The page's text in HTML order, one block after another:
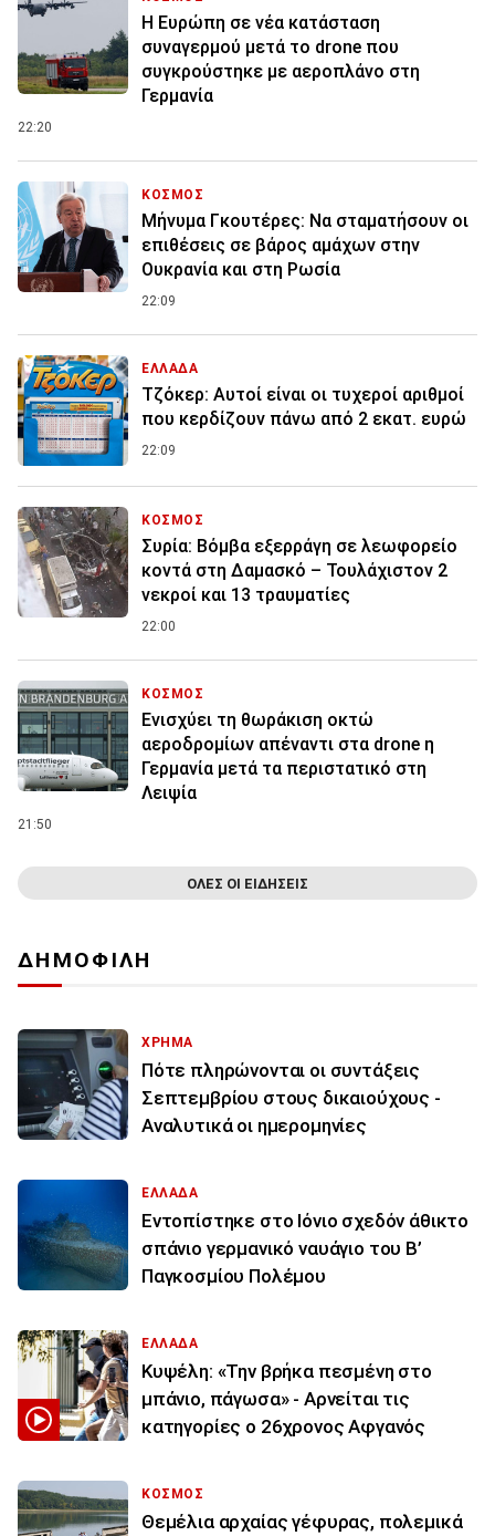
Η Ευρώπη σε νέα κατάσταση
συναγερμού μετά το drone που
συγκρούστηκε με αεροπλάνο στη
Γερμανία
22:20
ΚΟΣΜΟΣ
Μήνυμα Γκουτέρες: Να σταματήσουν οι
επιθέσεις σε βάρος αμάχων στην
Ουκρανία και στη Ρωσία
22:09
ΕΛΛΑΔΑ
Τζόκερ: Αυτοί είναι οι τυχεροί αριθμοί
που κερδίζουν πάνω από 2 εκατ. ευρώ
22:09
ΚΟΣΜΟΣ
Συρία: Βόμβα εξερράγη σε λεωφορείο
κοντά στη Δαμασκό – Τουλάχιστον 2
νεκροί και 13 τραυματίες
22:00
ΚΟΣΜΟΣ
Ενισχύει τη θωράκιση οκτώ
αεροδρομίων απέναντι στα drone η
Γερμανία μετά τα περιστατικό στη
Λειψία
21:50
ΟΛΕΣ ΟΙ ΕΙΔΗΣΕΙΣ
ΔΗΜΟΦΙΛΗ
ΧΡΗΜΑ
Πότε πληρώνονται οι συντάξεις
Σεπτεμβρίου στους δικαιούχους -
Αναλυτικά οι ημερομηνίες
ΕΛΛΑΔΑ
Εντοπίστηκε στο Ιόνιο σχεδόν άθικτο
σπάνιο γερμανικό ναυάγιο του Β’
Παγκοσμίου Πολέμου
ΕΛΛΑΔΑ
Κυψέλη: «Την βρήκα πεσμένη στο
μπάνιο, πάγωσα» - Αρνείται τις
κατηγορίες ο 26χρονος Αφγανός
ΚΟΣΜΟΣ
Θεμέλια αρχαίας γέφυρας, πολεμικά